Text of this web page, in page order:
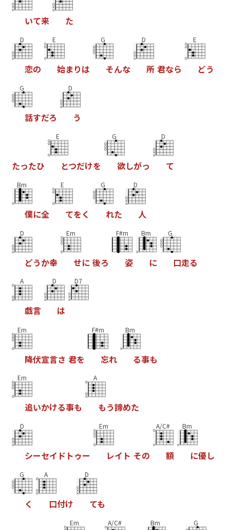
いて来 た
D
恋の
E
始まりは
G
そんな
D
所 君なら
E
どう
G
話すだろ
D
う
たったひ
E
とつだけを
G
欲しがっ
D
て
Bm
僕に全
E
てをく
G
れた
D
人
D
どうか幸
Em
せに 後ろ
F#m
姿
Bm
に
G
口走る
A
戯言
D
は
D7
Em
降伏宣言さ 君を
F#m
忘れ
Bm
る事も
Em
追いかける事も
A
もう諦めた
D
シーセイ ド ト ゥー
Em
レイ ト その
A/C#
額
Bm
に優し
G
く
A
口付け
D
ても
Em A/C# Bm G